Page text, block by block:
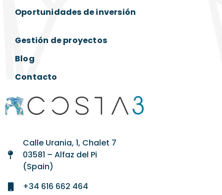
Oportunidades de inversión
Gestión de proyectos
Blog
Contacto
Calle Urania, 1, Chalet 7
03581 – Alfaz del Pi
(Spain)
+34 616 662 464